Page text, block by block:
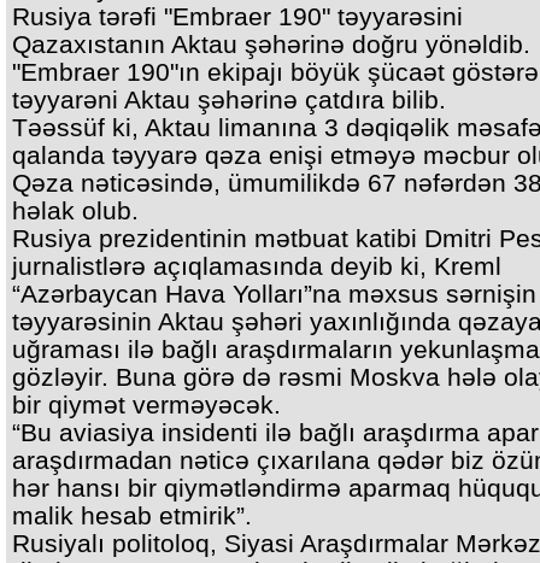
Rusiya tərəfi "Embraer 190" təyyarəsini
Qazaxıstanın Aktau şəhərinə doğru yönəldib.
"Embraer 190"ın ekipajı böyük şücaət
təyyarəni Aktau şəhərinə çatdıra bilib.
Təəssüf ki, Aktau limanına 3 dəqiqəlik
qalanda təyyarə qəza enişi etməyə məcbur
Qəza nəticəsində, ümumilikdə 67 nəfərdən
həlak olub.
Rusiya prezidentinin mətbuat katibi Dmitri
jurnalistlərə açıqlamasında deyib ki, Kreml
“Azərbaycan Hava Yolları”na məxsus sərnişin
təyyarəsinin Aktau şəhəri yaxınlığında
uğraması ilə bağlı araşdırmaların
gözləyir. Buna görə də rəsmi Moskva hələ
bir qiymət verməyəcək.
“Bu aviasiya insidenti ilə bağlı araşdırma
araşdırmadan nəticə çıxarılana qədər biz
hər hansı bir qiymətləndirmə aparmaq
malik hesab etmirik”.
Rusiyalı politoloq, Siyasi Araşdırmalar